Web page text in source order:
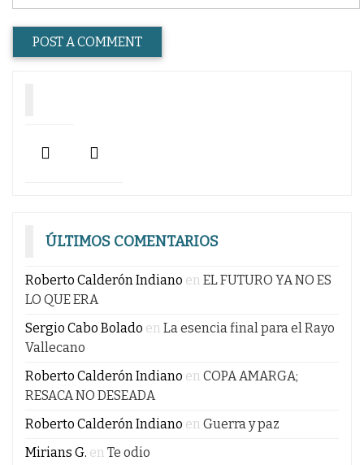
ÚLTIMOS COMENTARIOS
Roberto Calderón Indiano en EL FUTURO YA NO ES
LO QUE ERA
Sergio Cabo Bolado en La esencia final para el Rayo
Vallecano
Roberto Calderón Indiano en COPA AMARGA;
RESACA NO DESEADA
Roberto Calderón Indiano en Guerra y paz
Mirians G. en Te odio